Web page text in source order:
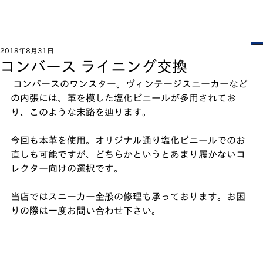
コンバース ライニング交換
2018年8月31日
の内張には、革を模した塩化ビニールが多用されてお
り、このような末路を辿ります。﻿
今回も本革を使用。オリジナル通り塩化ビニールでのお
直しも可能ですが、どちらかというとあまり履かないコ
レクター向けの選択です。﻿
当店ではスニーカー全般の修理も承っております。お困
りの際は一度お問い合わせ下さい。﻿